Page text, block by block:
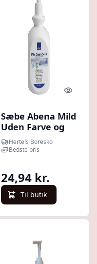
Quick
Sæbe Abena Mild
Uden Farve og
Parfume 500 ml
Hertels Boresko
Bedste pris
24,94 kr.
Til butik